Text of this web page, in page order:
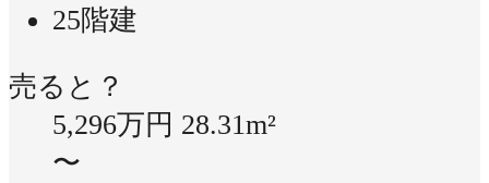
25階建
売ると？
5,296万円 28.31m²
〜